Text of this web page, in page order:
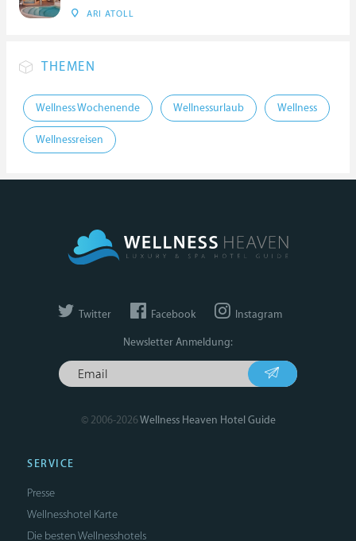
ARI ATOLL
THEMEN
Wellness Wochenende Wellnessurlaub Wellness
Wellnessreisen
Twitter Facebook Instagram
Newsletter Anmeldung:
© 2006-2026Wellness Heaven Hotel Guide
SERVICE
Presse
Wellnesshotel Karte
Die besten Wellnesshotels